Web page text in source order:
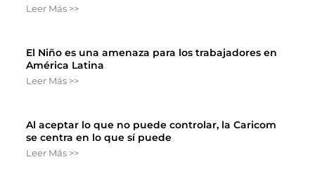
Leer Más >>
El Niño es una amenaza para los trabajadores en
América Latina
Leer Más >>
Al aceptar lo que no puede controlar, la Caricom
se centra en lo que sí puede
Leer Más >>